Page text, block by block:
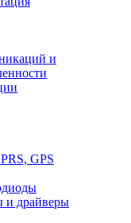
и
GPS
и драйверы